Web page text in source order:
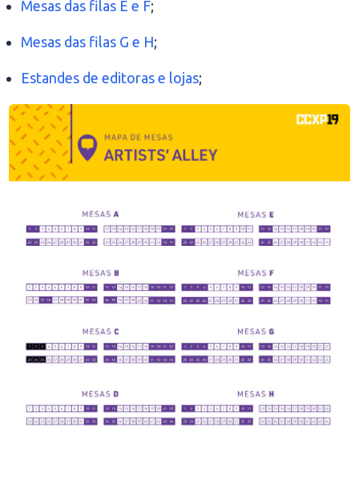
Mesas das filas E e F;
Mesas das filas G e H;
Estandes de editoras e lojas;